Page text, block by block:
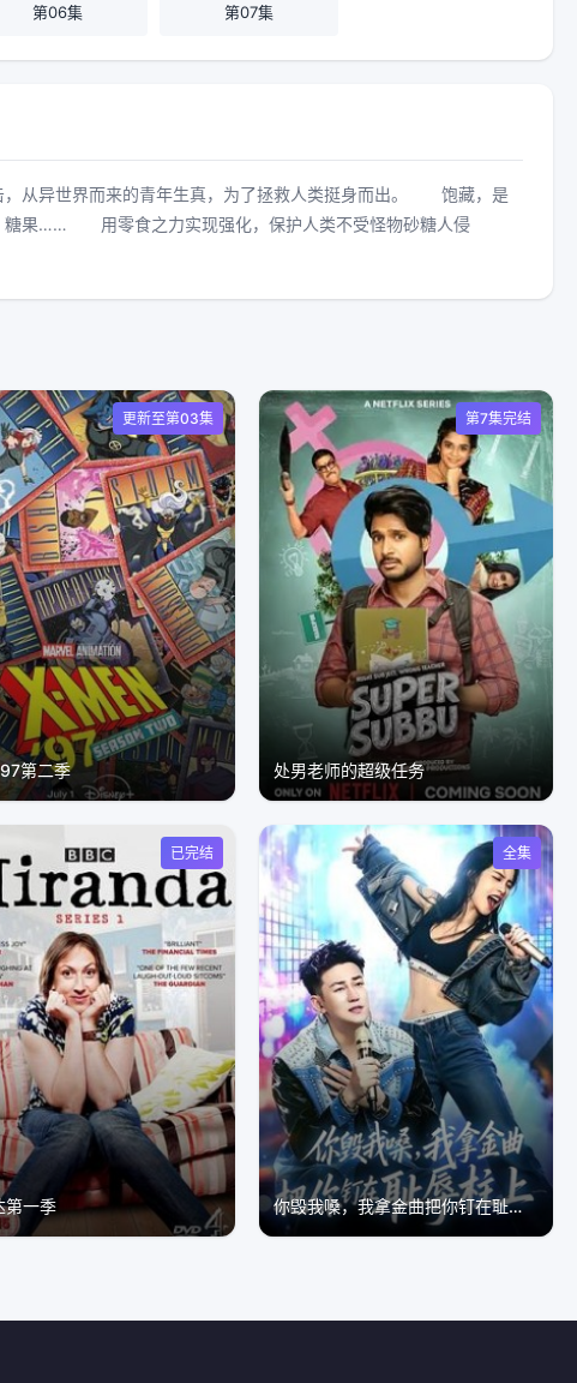
第06集 第07集
从异世界而来的青年生真，为了拯救人类挺身而出。 饱藏，是
糖果…… 用零食之力实现强化，保护人类不受怪物砂糖人侵
更新至第03集
第二季
第7集完结
处男老师的超级任务
已完结
第一季
全集
你毁我嗓，我拿金曲把你钉在耻辱柱上